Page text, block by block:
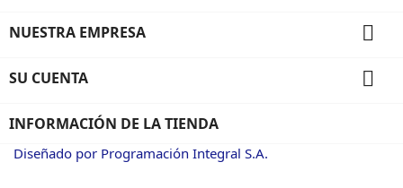
NUESTRA EMPRESA 
SU CUENTA 
INFORMACIÓN DE LA TIENDA
Diseñado por Programación Integral S.A.